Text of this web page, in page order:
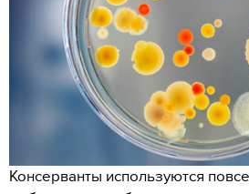
Консерванты используются